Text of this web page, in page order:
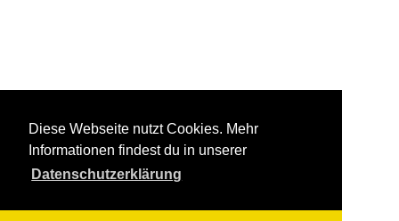
Diese Webseite nutzt Cookies. Mehr
Informationen findest du in unserer
Datenschutzerklärung